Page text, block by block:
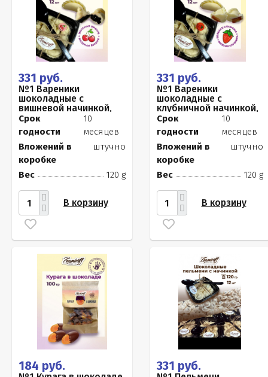
331 руб.
№1 Вареники
шоколадные с
вишневой начинкой,
120г
Срок
годности
10
месяцев
Вложений в
коробке
штучно
Вес 120 g
В корзину
331 руб.
№1 Вареники
шоколадные с
клубничной начинкой,
120г
Срок
годности
10
месяцев
Вложений в
коробке
штучно
Вес 120 g
В корзину
184 руб. 331 руб.